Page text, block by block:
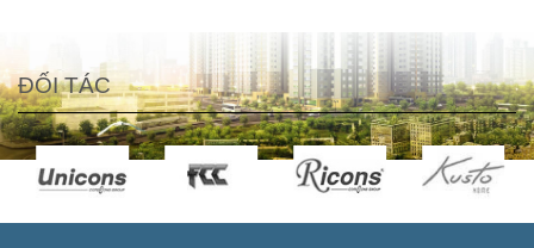
ĐỐI TÁC